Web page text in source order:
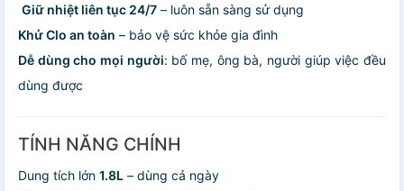
Giữ nhiệt liên tục 24/7 – luôn sẵn sàng sử dụng
Khử Clo an toàn – bảo vệ sức khỏe gia đình
Dễ dùng cho mọi người: bố mẹ, ông bà, người giúp việc đều
dùng được
TÍNH NĂNG CHÍNH
Dung tích lớn 1.8L – dùng cả ngày